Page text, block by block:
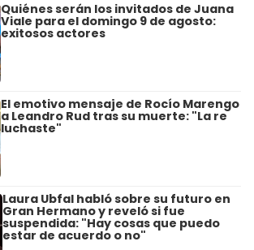
Quiénes serán los invitados de Juana
Viale para el domingo 9 de agosto:
exitosos actores
El emotivo mensaje de Rocío Marengo
a Leandro Rud tras su muerte: "La re
luchaste"
Laura Ubfal habló sobre su futuro en
Gran Hermano y reveló si fue
suspendida: "Hay cosas que puedo
estar de acuerdo o no"